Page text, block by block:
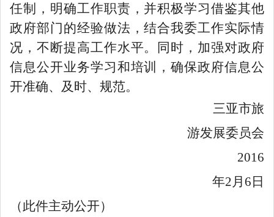
任制，明确工作职责，并积极学习借鉴其他
政府部门的经验做法，结合我委工作实际情
况，不断提高工作水平。同时，加强对政府
信息公开业务学习和培训，确保政府信息公
开准确、及时、规范。
三亚市旅
游发展委员会
2016
年2月6日
（此件主动公开）